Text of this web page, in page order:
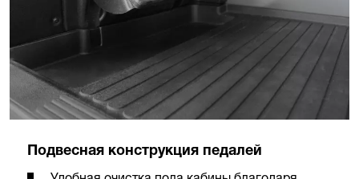
Подвесная конструкция педалей